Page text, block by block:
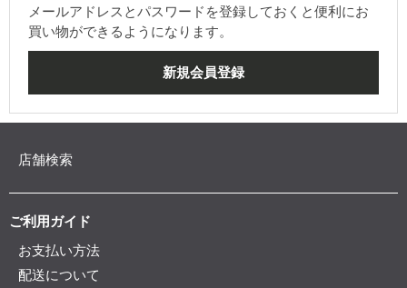
メールアドレスとパスワードを登録しておくと便利にお
買い物ができるようになります。
店舗検索
ご利用ガイド
お支払い方法
配送について